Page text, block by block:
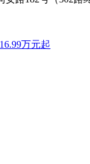
万元起